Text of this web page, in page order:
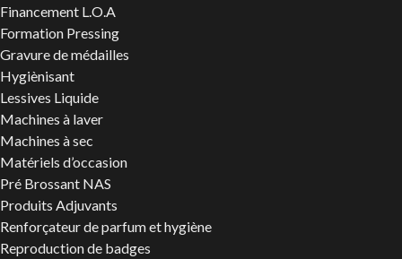
Financement L.O.A
Formation Pressing
Gravure de médailles
Hygiènisant
Lessives Liquide
Machines à laver
Machines à sec
Matériels d’occasion
Pré Brossant NAS
Produits Adjuvants
Renforçateur de parfum et hygiène
Reproduction de badges